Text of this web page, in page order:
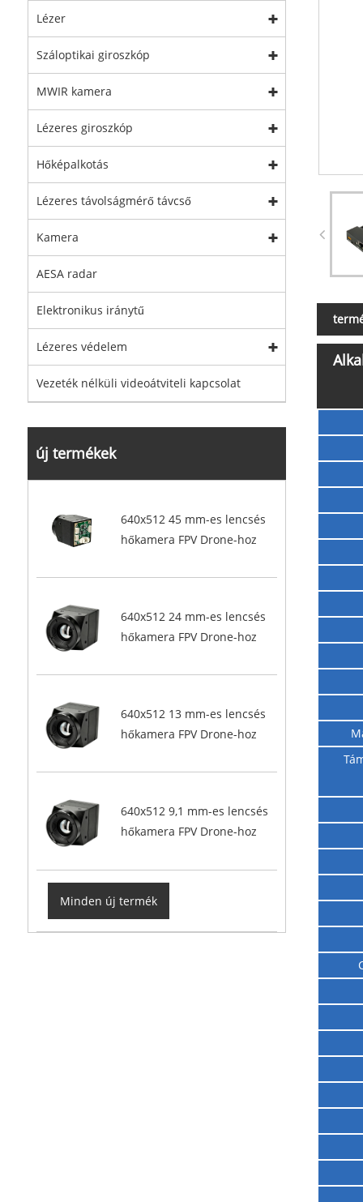
Lézer
Száloptikai giroszkóp
MWIR kamera
Lézeres giroszkóp
Hőképalkotás
Lézeres távolságmérő távcső
Kamera
AESA radar
Elektronikus iránytű
Lézeres védelem
Vezeték nélküli videoátviteli kapcsolat
új termékek
640x512 45 mm-es lencsés
hőkamera FPV Drone-hoz
640x512 24 mm-es lencsés
hőkamera FPV Drone-hoz
640x512 13 mm-es lencsés
hőkamera FPV Drone-hoz
640x512 9,1 mm-es lencsés
hőkamera FPV Drone-hoz
Minden új termék